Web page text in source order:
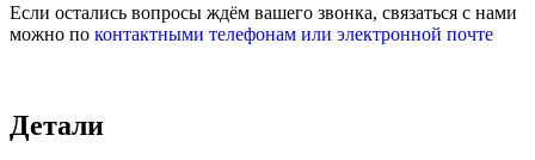
Если остались вопросы ждём вашего звонка, связаться с нами
можно по контактными телефонам или электронной почте
Детали